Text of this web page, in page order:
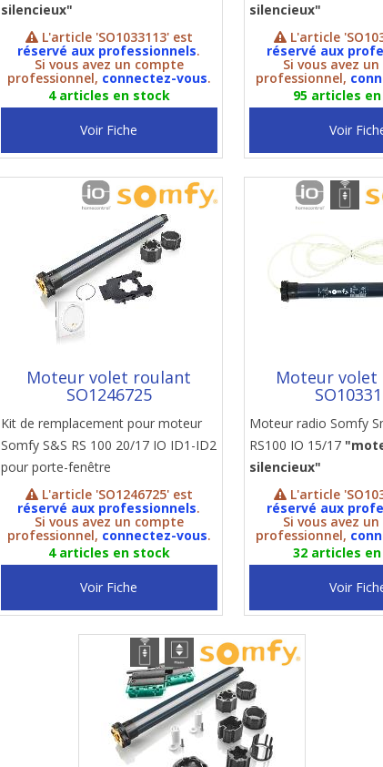
silencieux"
L'article 'SO1033113' est
réservé aux professionnels.
Si vous avez un compte
professionnel, connectez-vous.
4 articles en stock
Voir Fiche
silencieux"
L'article
réservé aux
Si vous avez
professionnel,
95 articles
Voir
Moteur volet roulant
SO1246725
Kit de remplacement pour moteur
Somfy S&S RS 100 20/17 IO ID1-ID2
pour porte-fenêtre
L'article 'SO1246725' est
réservé aux professionnels.
Si vous avez un compte
professionnel, connectez-vous.
4 articles en stock
Voir Fiche
Moteur
Moteur radio Somfy
RS100 IO 15/17
silencieux"
L'article
réservé aux
Si vous avez
professionnel,
32 articles
Voir